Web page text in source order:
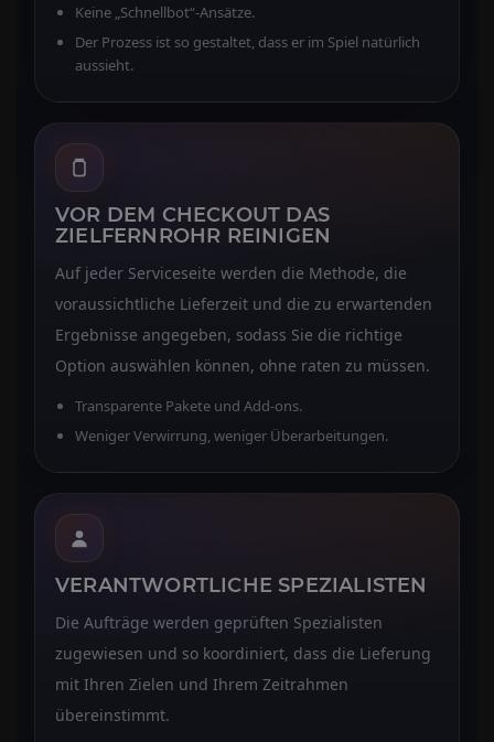
Keine „Schnellbot“-Ansätze.
Der Prozess ist so gestaltet, dass er im Spiel natürlich
aussieht.
VOR DEM CHECKOUT DAS
ZIELFERNROHR REINIGEN
Auf jeder Serviceseite werden die Methode, die
voraussichtliche Lieferzeit und die zu erwartenden
Ergebnisse angegeben, sodass Sie die richtige
Option auswählen können, ohne raten zu müssen.
Transparente Pakete und Add-ons.
Weniger Verwirrung, weniger Überarbeitungen.
VERANTWORTLICHE SPEZIALISTEN
Die Aufträge werden geprüften Spezialisten
zugewiesen und so koordiniert, dass die Lieferung
mit Ihren Zielen und Ihrem Zeitrahmen
übereinstimmt.